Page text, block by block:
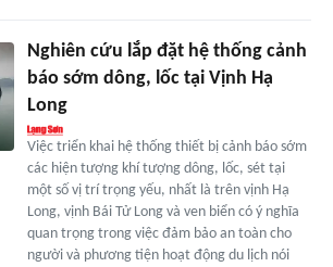
Nghiên cứu lắp đặt hệ thống cảnh
báo sớm dông, lốc tại Vịnh Hạ
Long
Việc triển khai hệ thống thiết bị cảnh báo sớm
các hiện tượng khí tượng dông, lốc, sét tại
một số vị trí trọng yếu, nhất là trên vịnh Hạ
Long, vịnh Bái Tử Long và ven biển có ý nghĩa
quan trọng trong việc đảm bảo an toàn cho
người và phương tiện hoạt động du lịch nói